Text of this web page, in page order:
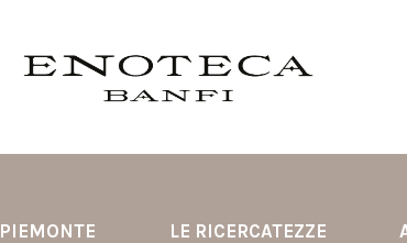
PIEMONTE LE RICERCATEZZE